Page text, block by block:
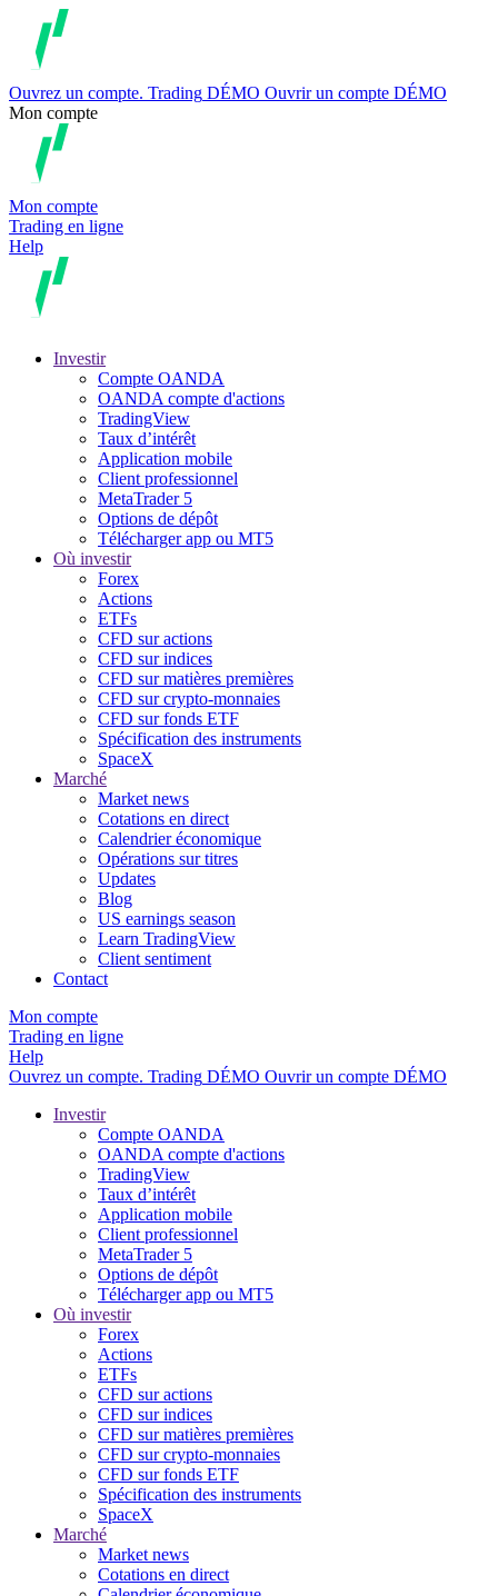
Ouvrez un compte. Trading DÉMO Ouvrir un compte DÉMO
Mon compte
Mon compte
Trading en ligne
Help
Investir
Compte OANDA
OANDA compte d'actions
TradingView
Taux d’intérêt
Application mobile
Client professionnel
MetaTrader 5
Options de dépôt
Télécharger app ou MT5
Où investir
Forex
Actions
ETFs
CFD sur actions
CFD sur indices
CFD sur matières premières
CFD sur crypto-monnaies
CFD sur fonds ETF
Spécification des instruments
SpaceX
Marché
Market news
Cotations en direct
Calendrier économique
Opérations sur titres
Updates
Blog
US earnings season
Learn TradingView
Client sentiment
Contact
Mon compte
Trading en ligne
Help
Ouvrez un compte. Trading DÉMO Ouvrir un compte DÉMO
Investir
Compte OANDA
OANDA compte d'actions
TradingView
Taux d’intérêt
Application mobile
Client professionnel
MetaTrader 5
Options de dépôt
Télécharger app ou MT5
Où investir
Forex
Actions
ETFs
CFD sur actions
CFD sur indices
CFD sur matières premières
CFD sur crypto-monnaies
CFD sur fonds ETF
Spécification des instruments
SpaceX
Marché
Market news
Cotations en direct